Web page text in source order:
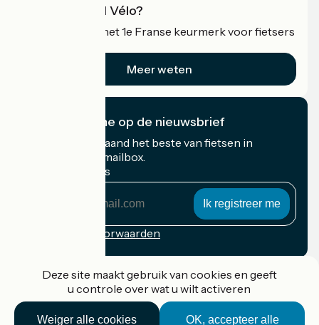
Wat is Accueil Vélo?
Accueil Vélo is het 1e Franse keurmerk voor fietsers
Meer weten
Ik abonneer me op de nieuwsbrief
Ontvang elke maand het beste van fietsen in
Frankrijk in uw mailbox.
Mijn e-mailadres
Inschrijvingsvoorwaarden
Deze site maakt gebruik van cookies en geeft
u controle over wat u wilt activeren
OK, accepteer alle
Weiger alle cookies